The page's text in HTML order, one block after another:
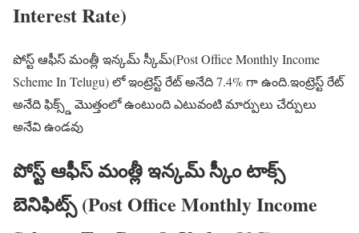
Interest Rate)
పోస్ట్ ఆఫీస్ మంత్లీ ఇన్కమ్ స్కీమ్(Post Office Monthly Income
Scheme In Telugu) లో ఇంట్రెస్ట్ రేట్ అనేది 7.4% గా ఉంది.ఇంట్రెస్ట్ రేట్
అనేది ఫిక్స్డ్ మొత్తంలో ఉంటుంది ఎటువంటి మార్పులు చేర్పులు
అనేవి ఉండవు
పోస్ట్ ఆఫీస్ మంత్లీ ఇన్కమ్ స్కీం టాక్స్
బెనిఫిట్స్ (Post Office Monthly Income